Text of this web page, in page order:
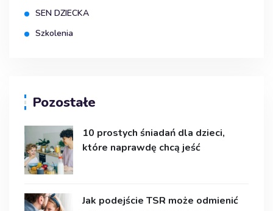
SEN DZIECKA
Szkolenia
Pozostałe
10 prostych śniadań dla dzieci,
które naprawdę chcą jeść
Jak podejście TSR może odmienić